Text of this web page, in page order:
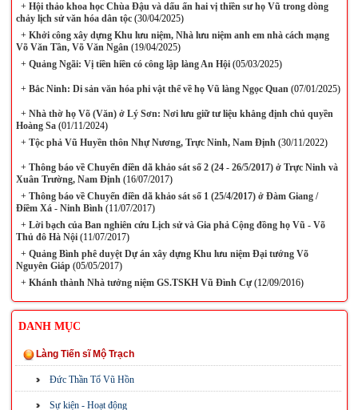
+Hội thảo khoa học Chùa Đậu và dấu ấn hai vị thiền sư họ Vũ trong dòng
chảy lịch sử văn hóa dân tộc(30/04/2025)
+Khởi công xây dựng Khu lưu niệm, Nhà lưu niệm anh em nhà cách mạng
Võ Văn Tần, Võ Văn Ngân(19/04/2025)
+Quảng Ngãi: Vị tiền hiền có công lập làng An Hội(05/03/2025)
+Bắc Ninh: Di sản văn hóa phi vật thể về họ Vũ làng Ngọc Quan(07/01/2025)
+Nhà thờ họ Võ (Văn) ở Lý Sơn: Nơi lưu giữ tư liệu khẳng định chủ quyền
Hoàng Sa(01/11/2024)
+Tộc phả Vũ Huyền thôn Nhự Nương, Trực Ninh, Nam Định(30/11/2022)
+Thông báo về Chuyến điền dã khảo sát số 2 (24 - 26/5/2017) ở Trực Ninh và
Xuân Trường, Nam Định(16/07/2017)
+Thông báo về Chuyến điền dã khảo sát số 1 (25/4/2017) ở Đàm Giang /
Điềm Xá - Ninh Bình(11/07/2017)
+Lời bạch của Ban nghiên cứu Lịch sử và Gia phả Cộng đồng họ Vũ - Võ
Thủ đô Hà Nội(11/07/2017)
+Quảng Bình phê duyệt Dự án xây dựng Khu lưu niệm Đại tướng Võ
Nguyên Giáp(05/05/2017)
+Khánh thành Nhà tưởng niệm GS.TSKH Vũ Đình Cự(12/09/2016)
DANH MỤC
Làng Tiến sĩ Mộ Trạch
Đức Thần Tổ Vũ Hồn
Sự kiện - Hoạt động